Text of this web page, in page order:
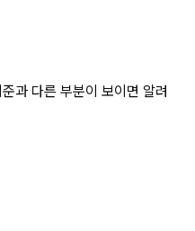
과 다른 부분이 보이면 알려